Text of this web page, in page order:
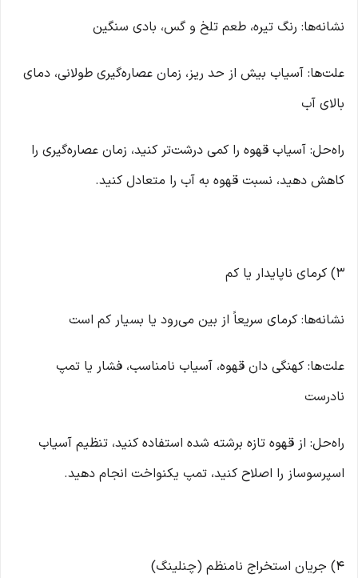
نشانه‌ها: رنگ تیره، طعم تلخ و گس، بادی سنگین
علت‌ها: آسیاب بیش از حد ریز، زمان عصاره‌گیری طولانی، دمای
بالای آب
راه‌حل: آسیاب قهوه را کمی درشت‌تر کنید، زمان عصاره‌گیری را
کاهش دهید، نسبت قهوه به آب را متعادل کنید.
۳) کرمای ناپایدار یا کم
نشانه‌ها: کرمای سریعاً از بین می‌رود یا بسیار کم است
علت‌ها: کهنگی دان قهوه، آسیاب نامناسب، فشار یا تمپ
نادرست
راه‌حل: از قهوه تازه برشته شده استفاده کنید، تنظیم آسیاب
اسپرسوساز را اصلاح کنید، تمپ یکنواخت انجام دهید.
۴) جریان استخراج نامنظم (چنلینگ)